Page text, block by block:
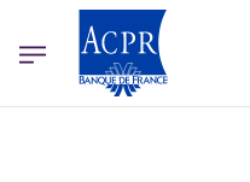
ACPR Menu Principal